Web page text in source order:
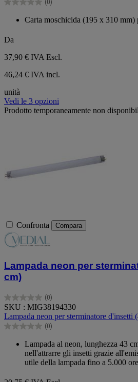
stelle.
(0)
0.0
Carta moschicida (195 x 310 mm)
Da
37,90 € IVA Escl.
46,24 € IVA incl.
unità
Vedi le 3 opzioni
Prodotto temporaneamente non
Confronta Compara
Lampada neon per
cm)
(0)
0.0
su
5
stelle.
SKU : MIG38194330
Lampada neon per sterminatore d'insetti
(0)
0.0
Lampada al neon, lunghezza 43
nell'attrarre gli insetti grazie
utile della lampada fino a 5.000